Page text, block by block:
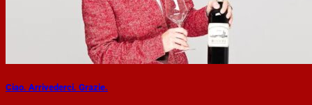
Ciao. Arrivederci. Grazie.